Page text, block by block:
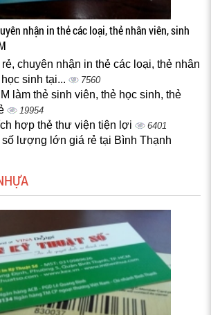
nhận in thẻ các loại, thẻ nhân viên, sinh
rẻ, chuyên nhận in thẻ các loại, thẻ nhân
sinh tại...
7560
làm thẻ sinh viên, thẻ học sinh, thẻ
19954
hợp thẻ thư viện tiện lợi 6401
số lượng lớn giá rẻ tại Bình Thạnh